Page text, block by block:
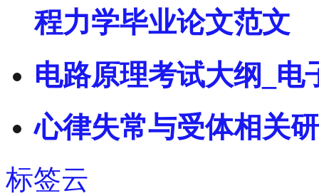
程力学毕业论文范文
电路原理考试大纲_
心律失常与受体相关
标签云